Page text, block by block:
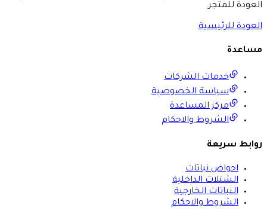
العودة للمتجر.
العودة للرئيسية
مساعدة
خدمات الشركات
سياسة الخصوصية
مركز المساعدة
الشروط والاحكام
روابط سريعة
احواض نباتات
الشتلات الداخلية
النباتات الخارجية
الشروط والاحكام